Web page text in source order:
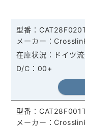
ドイツ
00+